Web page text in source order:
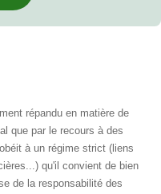
répandu en matière de
que par le recours à des
à un régime strict (liens
qu'il convient de bien
de la responsabilité des